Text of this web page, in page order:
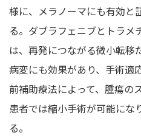
様に、メラノーマにも有効と
る。ダブラフェニブとトラメ
は、再発につながる微小転移
病変にも効果があり、手術適
前補助療法によって、腫瘍の
患者では縮小手術が可能にな
る。